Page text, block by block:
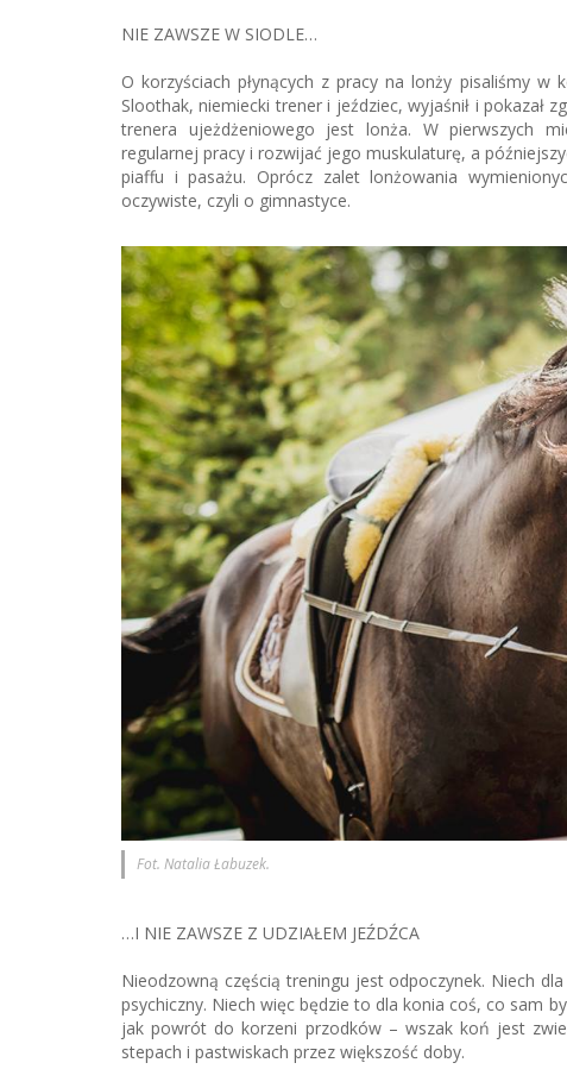
NIE ZAWSZE W SIODLE…
O korzyściach płynących z pracy na lonży pisaliśmy w
Sloothak, niemiecki trener i jeździec, wyjaśnił i pokazał
trenera ujeżdżeniowego jest lonża. W pierwszych
regularnej pracy i rozwijać jego muskulaturę, a
piaffu i pasażu. Oprócz zalet lonżowania
oczywiste, czyli o gimnastyce.
Fot. Natalia Łabuzek.
…I NIE ZAWSZE Z UDZIAŁEM JEŹDŹCA
Nieodzowną częścią treningu jest odpoczynek. Niech
psychiczny. Niech więc będzie to dla konia coś, co sam
jak powrót do korzeni przodków – wszak koń jest
stepach i pastwiskach przez większość doby.